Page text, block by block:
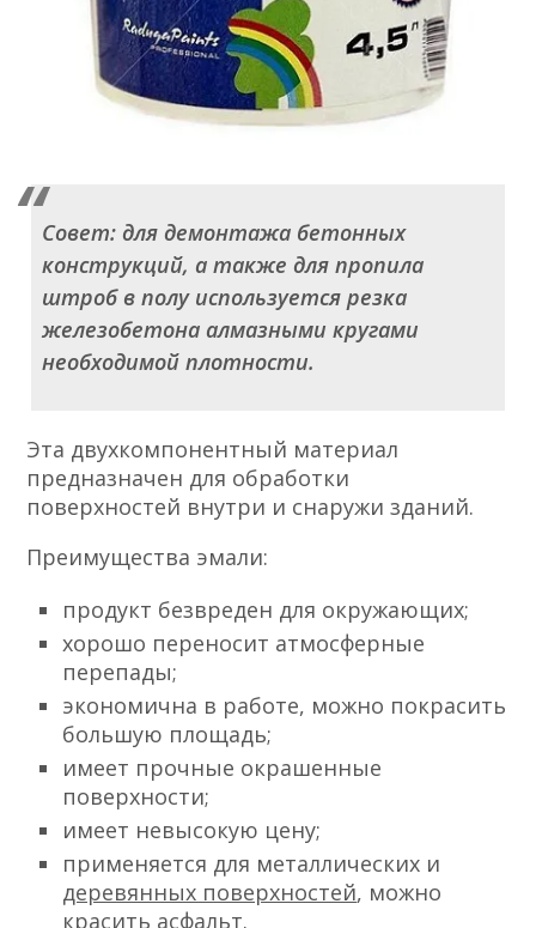
Совет: для демонтажа бетонных
конструкций, а также для пропила
штроб в полу используется резка
железобетона алмазными кругами
необходимой плотности.
Эта двухкомпонентный материал
предназначен для обработки
поверхностей внутри и снаружи зданий.
Преимущества эмали:
продукт безвреден для окружающих;
хорошо переносит атмосферные
перепады;
экономична в работе, можно покрасить
большую площадь;
имеет прочные окрашенные
поверхности;
имеет невысокую цену;
применяется для металлических и
деревянных поверхностей, можно
красить асфальт.